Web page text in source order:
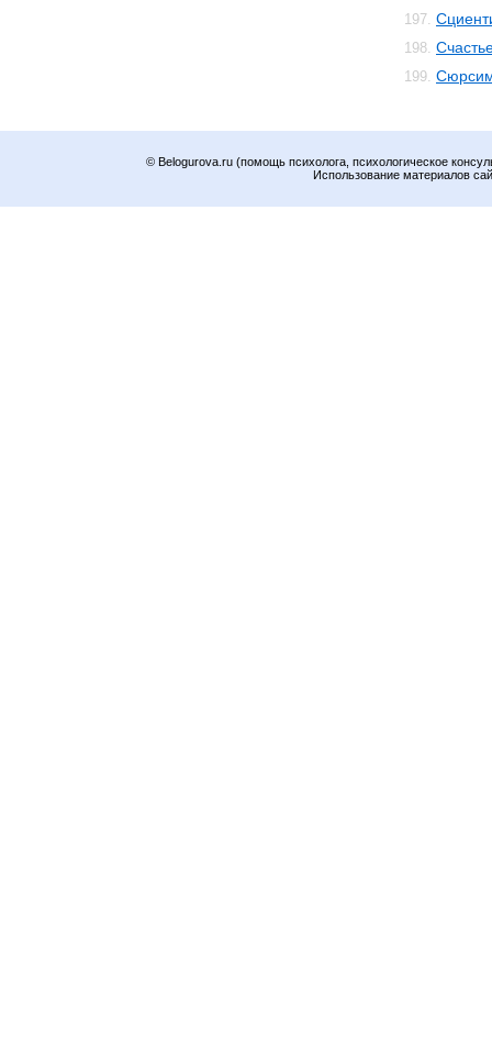
197.
198.
199.
© Belogurova.ru (помощь психолога, психологическое
Использование материалов